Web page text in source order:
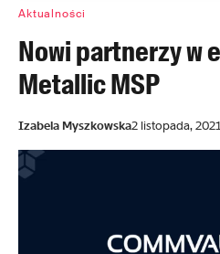
Aktualności
Nowi partnerzy w
Metallic MSP
Izabela Myszkowska2 listopada,